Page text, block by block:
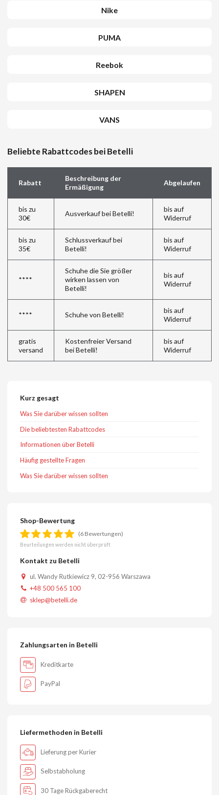
Nike
PUMA
Reebok
SHAPEN
VANS
Beliebte Rabattcodes bei Betelli
Rabatt
Beschreibung der
Ermäßigung
Abgelaufen
bis zu
30€
Ausverkauf bei Betelli!
bis auf
Widerruf
bis zu
35€
Schlussverkauf bei
Betelli!
bis auf
Widerruf
****
Schuhe die Sie größer
wirken lassen von
Betelli!
bis auf
Widerruf
**** Schuhe von Betelli!
bis auf
Widerruf
gratis
versand
Kostenfreier Versand
bei Betelli!
bis auf
Widerruf
Kurz gesagt
Was Sie darüber wissen sollten
Die beliebtesten Rabattcodes
Informationen über Betelli
Häufig gestellte Fragen
Was Sie darüber wissen sollten
Shop-Bewertung
(6 Bewertungen)
Beurteilungen werden nicht überprüft
Kontakt zu Betelli
ul. Wandy Rutkiewicz 9, 02-956 Warszawa
+48 500 565 100
sklep@betelli.de
Zahlungsarten in Betelli
Kreditkarte
PayPal
Liefermethoden in Betelli
Lieferung per Kurier
Selbstabholung
30 Tage Rückgaberecht